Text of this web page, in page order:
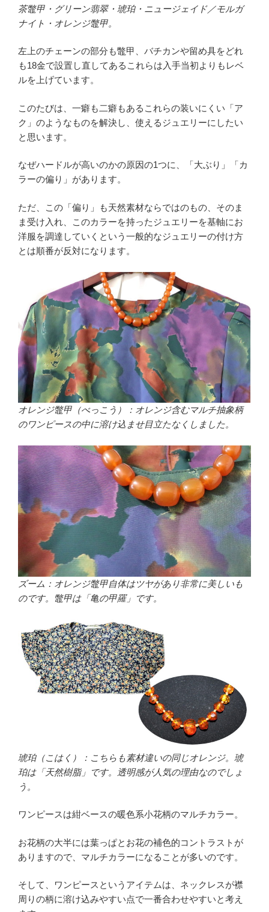
茶鼈甲・グリーン翡翠・琥珀・ニュージェイド／モルガ
ナイト・オレンジ鼈甲。
左上のチェーンの部分も鼈甲、バチカンや留め具をどれ
も18金で設置し直してあるこれらは入手当初よりもレベ
ルを上げています。
このたびは、一癖も二癖もあるこれらの装いにくい「ア
ク」のようなものを解決し、使えるジュエリーにしたい
と思います。
なぜハードルが高いのかの原因の1つに、「大ぶり」「カ
ラーの偏り」があります。
ただ、この「偏り」も天然素材ならではのもの、そのま
ま受け入れ、このカラーを持ったジュエリーを基軸にお
洋服を調達していくという一般的なジュエリーの付け方
とは順番が反対になります。
オレンジ鼈甲（べっこう）：オレンジ含むマルチ抽象柄
のワンピースの中に溶け込ませ目立たなくしました。
ズーム：オレンジ鼈甲自体はツヤがあり非常に美しいも
のです。鼈甲は「亀の甲羅」です。
琥珀（こはく）：こちらも素材違いの同じオレンジ。琥
珀は「天然樹脂」です。透明感が人気の理由なのでしょ
う。
ワンピースは紺ベースの暖色系小花柄のマルチカラー。
お花柄の大半には葉っぱとお花の補色的コントラストが
ありますので、マルチカラーになることが多いのです。
そして、ワンピースというアイテムは、ネックレスが襟
周りの柄に溶け込みやすい点で一番合わせやすいと考え